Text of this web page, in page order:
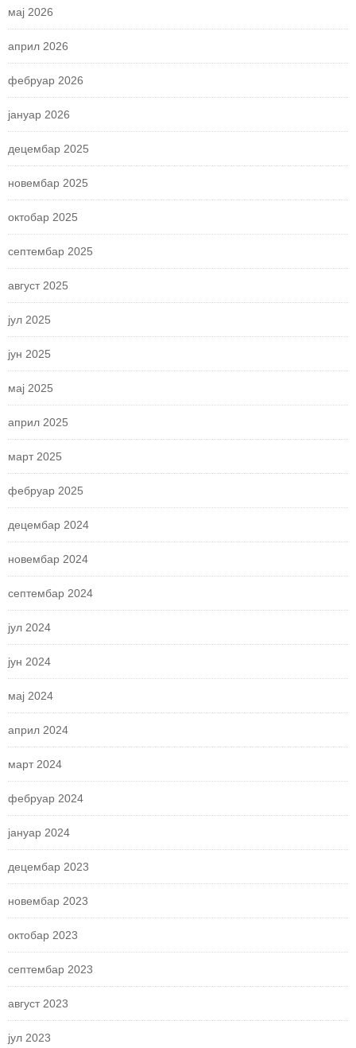
мај 2026
април 2026
фебруар 2026
јануар 2026
децембар 2025
новембар 2025
октобар 2025
септембар 2025
август 2025
јул 2025
јун 2025
мај 2025
април 2025
март 2025
фебруар 2025
децембар 2024
новембар 2024
септембар 2024
јул 2024
јун 2024
мај 2024
април 2024
март 2024
фебруар 2024
јануар 2024
децембар 2023
новембар 2023
октобар 2023
септембар 2023
август 2023
јул 2023